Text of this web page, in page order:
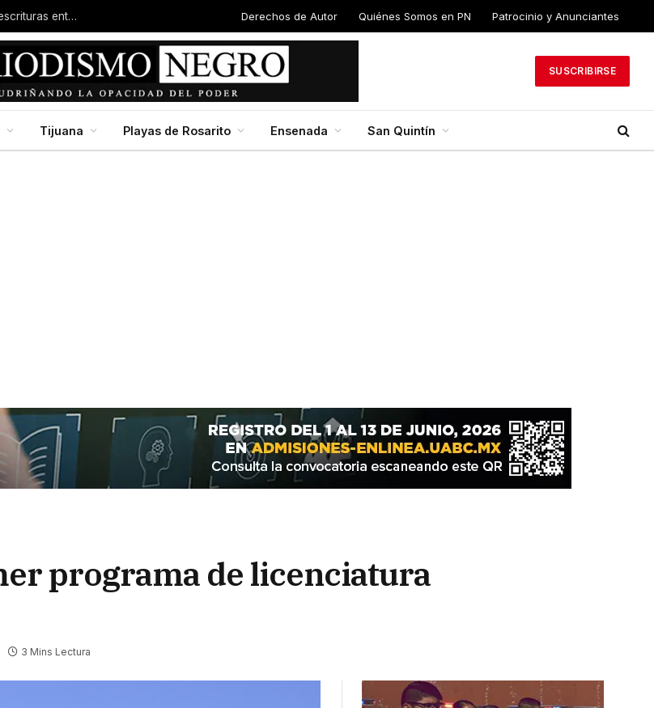
Familias de la colonia Progreso reciben certeza jurídica con escrituras entregadas por Dip. Molina Derechos de Autor Quiénes Somos en PN Patrocinio y Anunciantes
SUSCRIBIRSE
Tijuana Playas de Rosarito Ensenada San Quintín
programa de licenciatura
3 Mins Lectura